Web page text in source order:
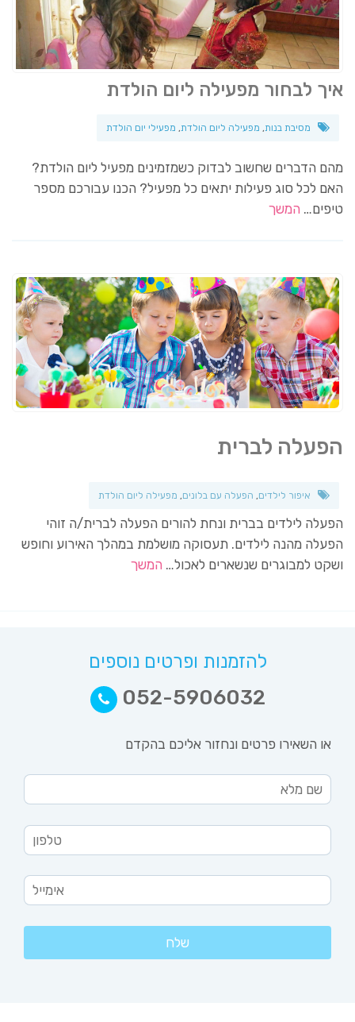
איך לבחור מפעילה ליום הולדת
מסיבת בנות, מפעילה ליום הולדת, מפעילי יום הולדת
מהם הדברים שחשוב לבדוק כשמזמינים מפעיל ליום הולדת?
האם לכל סוג פעילות יתאים כל מפעיל? הכנו עבורכם מספר
טיפים… המשך
הפעלה לברית
איפור לילדים, הפעלה עם בלונים, מפעילה ליום הולדת
הפעלה לילדים בברית ונחת להורים הפעלה לברית/ה זוהי
הפעלה מהנה לילדים. תעסוקה מושלמת במהלך האירוע וחופש
ושקט למבוגרים שנשארים לאכול… המשך
להזמנות ופרטים נוספים
052-5906032
או השאירו פרטים ונחזור אליכם בהקדם